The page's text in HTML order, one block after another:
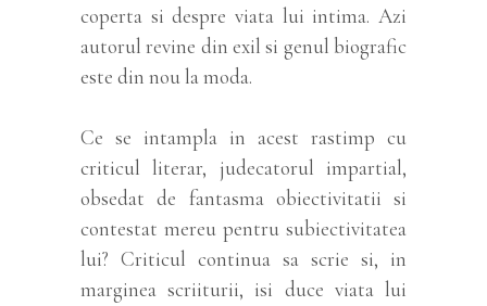
coperta si despre viata lui intima. Azi
autorul revine din exil si genul biografic
este din nou la moda.
Ce se intampla in acest rastimp cu
criticul literar, judecatorul impartial,
obsedat de fantasma obiectivitatii si
contestat mereu pentru subiectivitatea
lui? Criticul continua sa scrie si, in
marginea scriiturii, isi duce viata lui